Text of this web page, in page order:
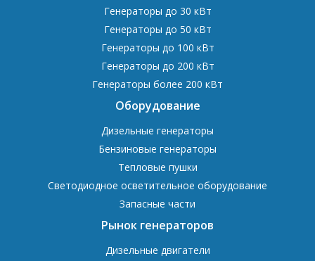
Генераторы до 30 кВт
Генераторы до 50 кВт
Генераторы до 100 кВт
Генераторы до 200 кВт
Генераторы более 200 кВт
Оборудование
Дизельные генераторы
Бензиновые генераторы
Тепловые пушки
Светодиодное осветительное оборудование
Запасные части
Рынок генераторов
Дизельные двигатели